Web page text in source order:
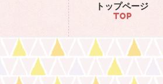
トップページ
TOP